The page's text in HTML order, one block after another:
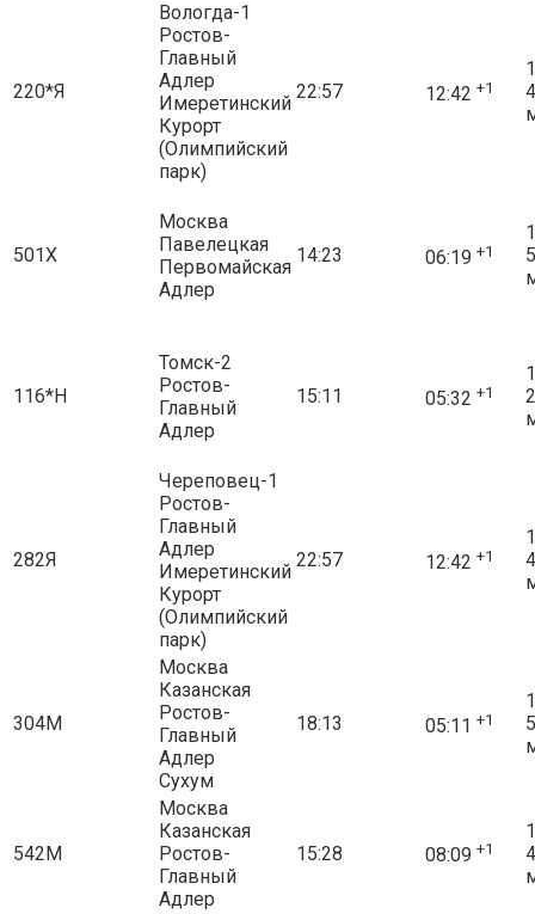
220*Я
Вологда-1
Ростов-
Главный
Адлер
Имеретинский
Курорт
(Олимпийский
парк)
22:57 12:42 +1
501Х
Москва
Павелецкая
Первомайская
Адлер
14:23 06:19 +1
116*Н
Томск-2
Ростов-
Главный
Адлер
15:11 05:32 +1
282Я
Череповец-1
Ростов-
Главный
Адлер
Имеретинский
Курорт
(Олимпийский
парк)
22:57 12:42 +1
304М
Москва
Казанская
Ростов-
Главный
Адлер
Сухум
18:13 05:11 +1
542М
Москва
Казанская
Ростов-
Главный
Адлер
15:28 08:09 +1